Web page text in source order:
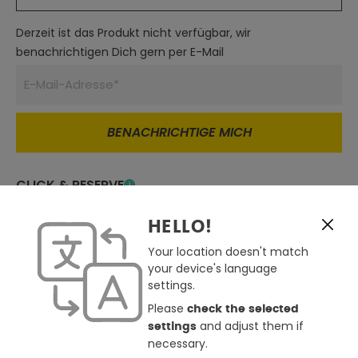
Derzeit ist das Produkt nicht verfügbar, wir
benachrichtigen Dich gern per E-Mail
BENACHRICHTIGE MICH
CLICK & RESERVE
Click & Reserve nicht möglich
Store auswählen
Zum Merkzettel hinzufügen
Günstiger gesehen ?
Frage zum Produkt
HELLO!
Your location doesn't match
your device's language
settings.
Please check the selected
settings and adjust them if
necessary.